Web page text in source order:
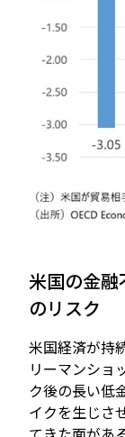
米国の金
のリスク
米国経済が持
リーマンショ
ク後の長い低
イクを生じさ